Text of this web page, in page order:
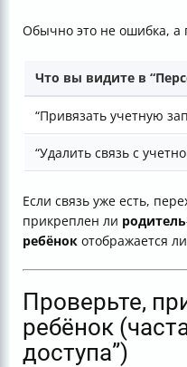
Обычно это не ошибка, а
Что вы видите в
“Привязать учетную
“Удалить связь с
Если связь уже есть,
прикреплен ли родитель
ребёнок отображается
Проверьте,
ребёнок
доступа”)